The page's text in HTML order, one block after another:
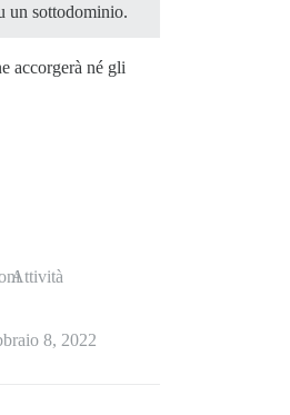
un sottodominio.
accorgerà né gli
Attività
8, 2022